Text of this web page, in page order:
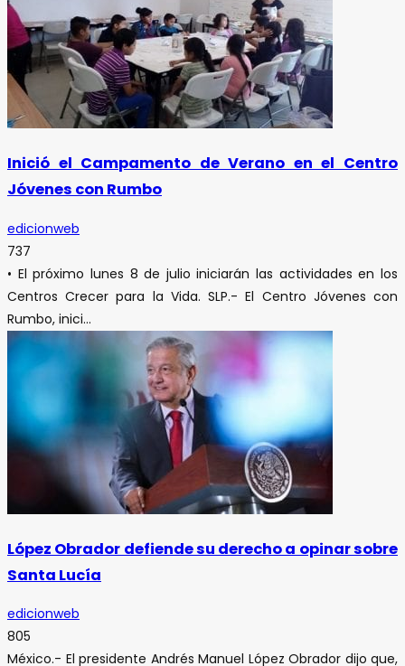
Inició el Campamento de Verano en el Centro
Jóvenes con Rumbo
edicionweb
737
• El próximo lunes 8 de julio iniciarán las actividades en los
Centros Crecer para la Vida. SLP.- El Centro Jóvenes con
Rumbo, inici...
López Obrador defiende su derecho a opinar sobre
Santa Lucía
edicionweb
805
México.- El presidente Andrés Manuel López Obrador dijo que,